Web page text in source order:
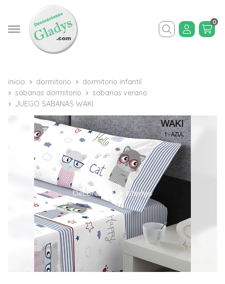
Buscar
0
inicio dormitorio
dormitorio infantil
sabanas dormitorio
sabanas verano
JUEGO SABANAS WAKI